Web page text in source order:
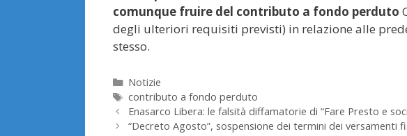
comunque fruire del contributo a fondo perduto
degli ulteriori requisiti previsti) in relazione alle
stesso.
Categorie
Notizie
Tag
contributo a fondo perduto
Enasarco Libera: le falsità diffamatorie di “Fare Presto e
“Decreto Agosto”, sospensione dei termini dei versamenti